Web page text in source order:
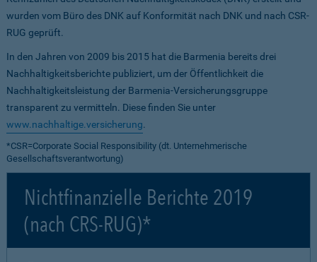
wurden vom Büro des DNK auf Konformität nach DNK und nach CSR-
RUG geprüft.
In den Jahren von 2009 bis 2015 hat die Barmenia bereits drei
Nachhaltigkeitsberichte publiziert, um der Öffentlichkeit die
Nachhaltigkeitsleistung der Barmenia-Versicherungsgruppe
transparent zu vermitteln. Diese finden Sie unter
www.nachhaltige.versicherung.
*CSR=Corporate Social Responsibility (dt. Unternehmerische
Gesellschaftsverantwortung)
Nichtfinanzielle Berichte 2019
(nach CRS-RUG)*